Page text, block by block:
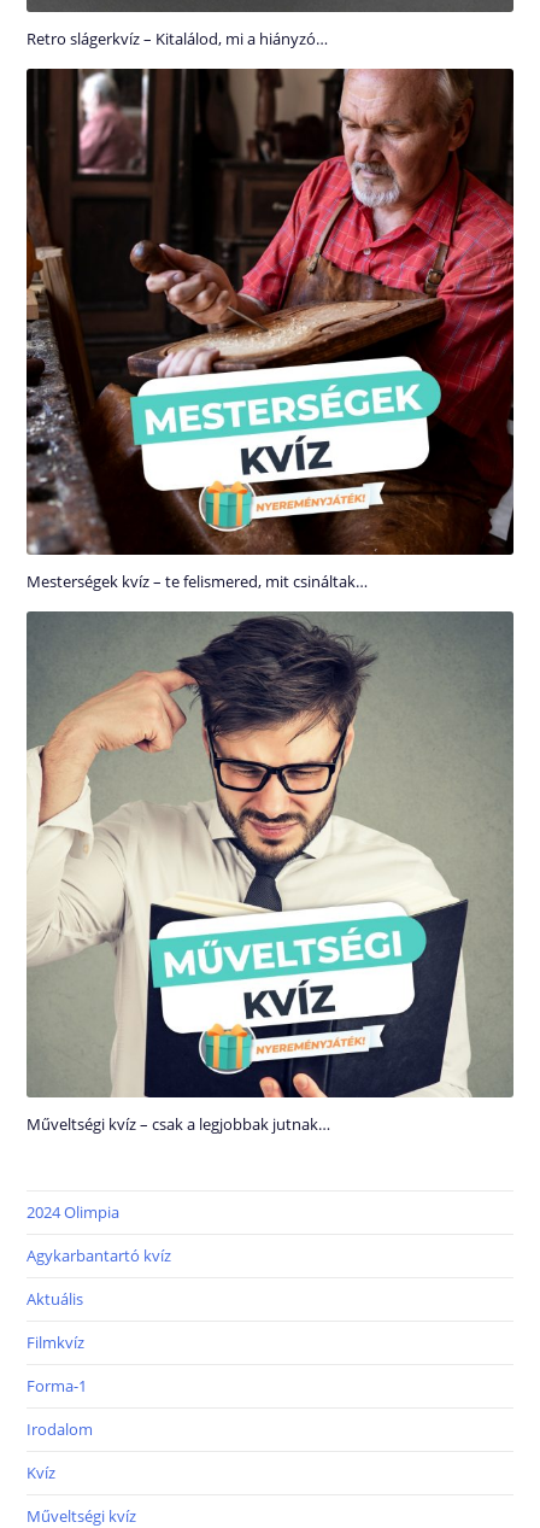
Retro slágerkvíz – Kitalálod, mi a hiányzó…
Mesterségek kvíz – te felismered, mit csináltak…
Műveltségi kvíz – csak a legjobbak jutnak…
2024 Olimpia
Agykarbantartó kvíz
Aktuális
Filmkvíz
Forma-1
Irodalom
Kvíz
Műveltségi kvíz